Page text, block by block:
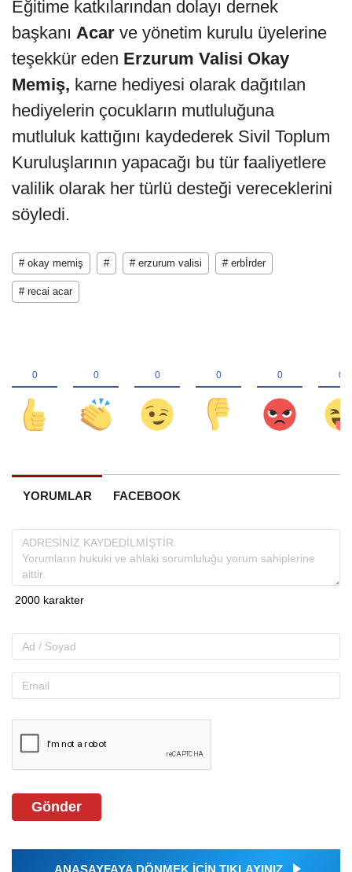
Eğitime katkılarından dolayı dernek
başkanı Acar ve yönetim kurulu üyelerine
teşekkür eden Erzurum Valisi Okay
Memiş, karne hediyesi olarak dağıtılan
hediyelerin çocukların mutluluğuna
mutluluk kattığını kaydederek Sivil Toplum
Kuruluşlarının yapacağı bu tür faaliyetlere
valilik olarak her türlü desteği vereceklerini
söyledi.
# okay memiş # # erzurum valisi # erbİrder
# recai acar
YORUMLAR FACEBOOK
Gönder
ANASAYFAYA DÖNMEK İÇİN TIKLAYINIZ